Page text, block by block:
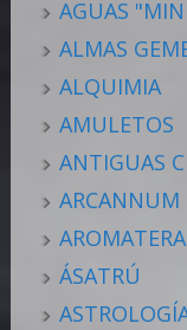
AGUAS
ALMAS
ALQUIMIA
AMULETOS
ANTIGUAS
ARCANNUM
ÁSATRÚ